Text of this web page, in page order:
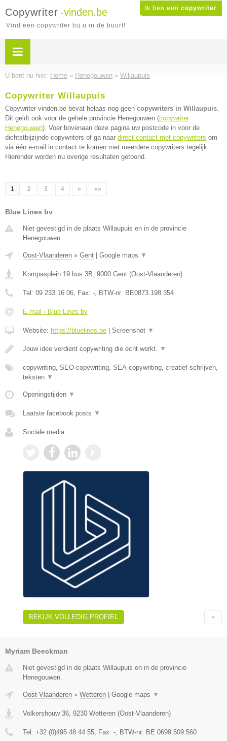
Ik ben een copywriter
Copywriter -vinden.be
Vind een copywriter bij u in de buurt!
U bent nu hier: Home » Henegouwen » Willaupuis
Copywriter Willaupuis
Copywriter-vinden.be bevat helaas nog geen copywriters in Willaupuis.
Dit geldt ook voor de gehele provincie Henegouwen (copywriter
Henegouwen). Voer bovenaan deze pagina uw postcode in voor de
dichtstbijzijnde copywriters of ga naar direct contact met copywriters om
via één e-mail in contact te komen met meerdere copywriters tegelijk.
Hieronder worden nu overige resultaten getoond.
1 2 3 4 » »»
Blue Lines bv
Niet gevestigd in de plaats Willaupuis en in de provincie
Henegouwen.
Oost-Vlaanderen » Gent Google maps ▼
Kompasplein 19 bus 3B, 9000 Gent (Oost-Vlaanderen)
Tel: 09 233 16 06, Fax: -, BTW-nr: BE0873.198.354
E-mail › Blue Lines bv
Website: https://bluelines.be Screenshot ▼
Jouw idee verdient copywriting die echt werkt. ▼
copywriting, SEO-copywriting, SEA-copywriting, creatief schrijven,
teksten ▼
Openingstijden ▼
Laatste facebook posts ▼
Sociale media:
BEKIJK VOLLEDIG PROFIEL
Myriam Beeckman
Niet gevestigd in de plaats Willaupuis en in de provincie
Henegouwen.
Oost-Vlaanderen » Wetteren Google maps ▼
Volkershouw 36, 9230 Wetteren (Oost-Vlaanderen)
Tel: +32 (0)495 48 44 55, Fax: -, BTW-nr: BE 0699.509.560